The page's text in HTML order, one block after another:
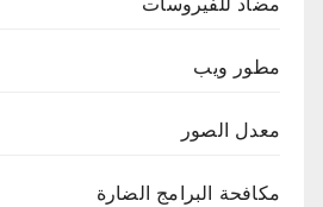
مطور ويب
معدل الصور
مكافحة البرامج الضارة